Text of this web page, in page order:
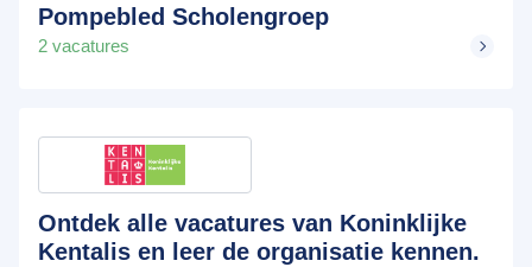
Pompebled Scholengroep
2 vacatures
Ontdek alle vacatures van Koninklijke
Kentalis en leer de organisatie kennen.